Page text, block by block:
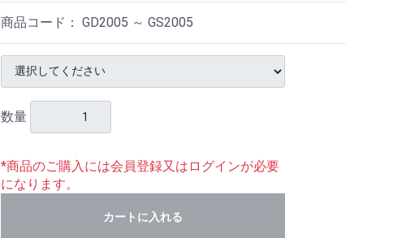
商品コード： GD2005 ～ GS2005
数量
*商品のご購入には会員登録又はログインが必要
になります。
カートに入れる